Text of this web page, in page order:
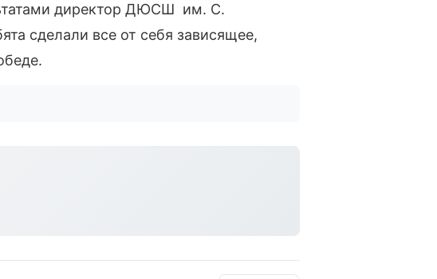
директор ДЮСШ им. С.
сделали все от себя зависящее,